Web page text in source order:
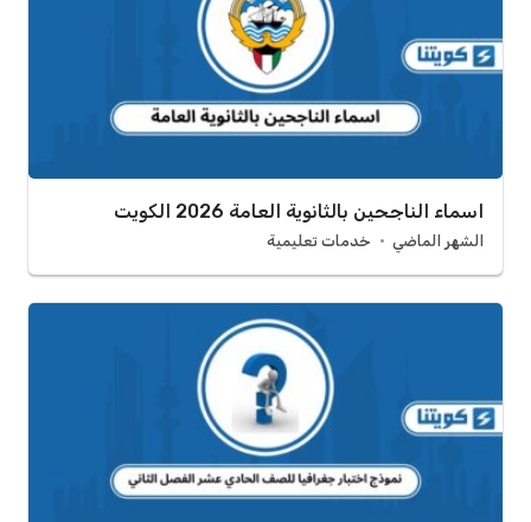
اسماء الناجحين بالثانوية العامة 2026 الكويت
الشهر الماضي خدمات تعليمية